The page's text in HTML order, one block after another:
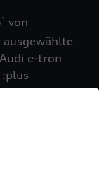
1 von
e-tron